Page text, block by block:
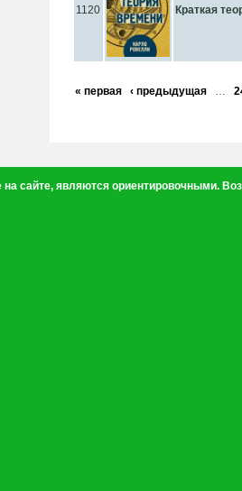
1120 Краткая
« первая ‹ предыдущая …
сайте, являются ориентировочными.